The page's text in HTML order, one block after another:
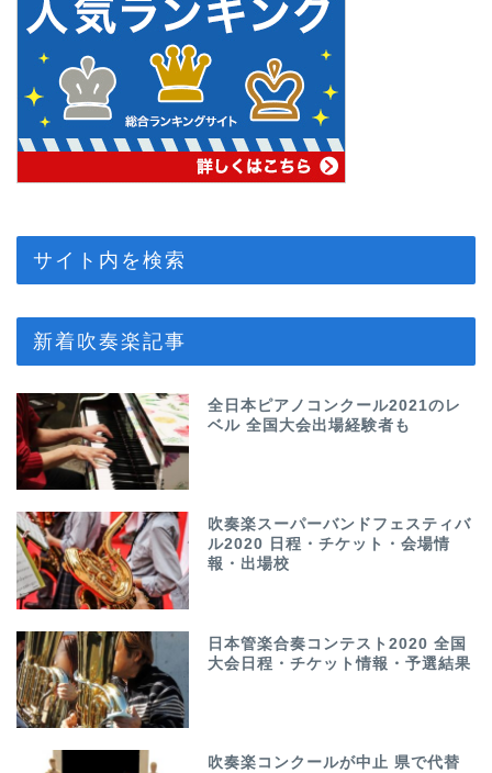
サイト内を検索
新着吹奏楽記事
全日本ピアノコンクール2021のレ
ベル 全国大会出場経験者も
吹奏楽スーパーバンドフェスティバ
ル2020 日程・チケット・会場情
報・出場校
日本管楽合奏コンテスト2020 全国
大会日程・チケット情報・予選結果
吹奏楽コンクールが中止 県で代替